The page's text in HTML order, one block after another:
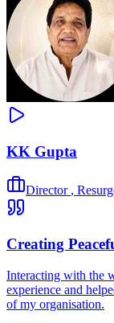
KK Gupta
Director ,
Creating
Interacting with the
experience and
of my organisation.